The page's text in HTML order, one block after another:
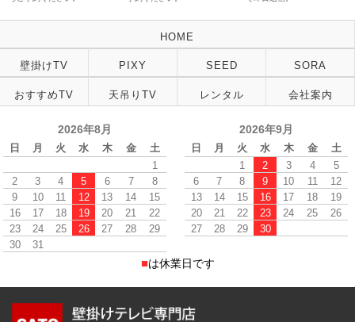
HOME
壁掛けTV PIXY SEED SORA
おすすめTV 天吊りTV レンタル 会社案内
2026年8月
日 月 火 水 木 金
土
1
2
3 4 5 6 7
8
9
10 11 12 13 14
15
16
17 18 19 20 21
22
23
24 25 26 27 28
29
30
31
2026年9月
日 月 火 水 木 金
土
1
2 3 4
5
6
7 8 9 10 11
12
13
14 15 16 17 18
19
20
21 22 23 24 25
26
27
28 29 30
■は休業日です